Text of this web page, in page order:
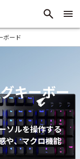
ボード
キーボー
ソルを操作する
や、マクロ機能